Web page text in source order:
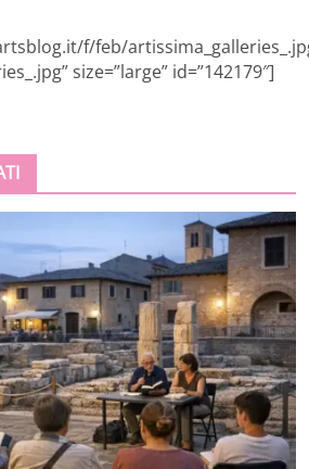
f/feb/
size=”large” id=”142179″]